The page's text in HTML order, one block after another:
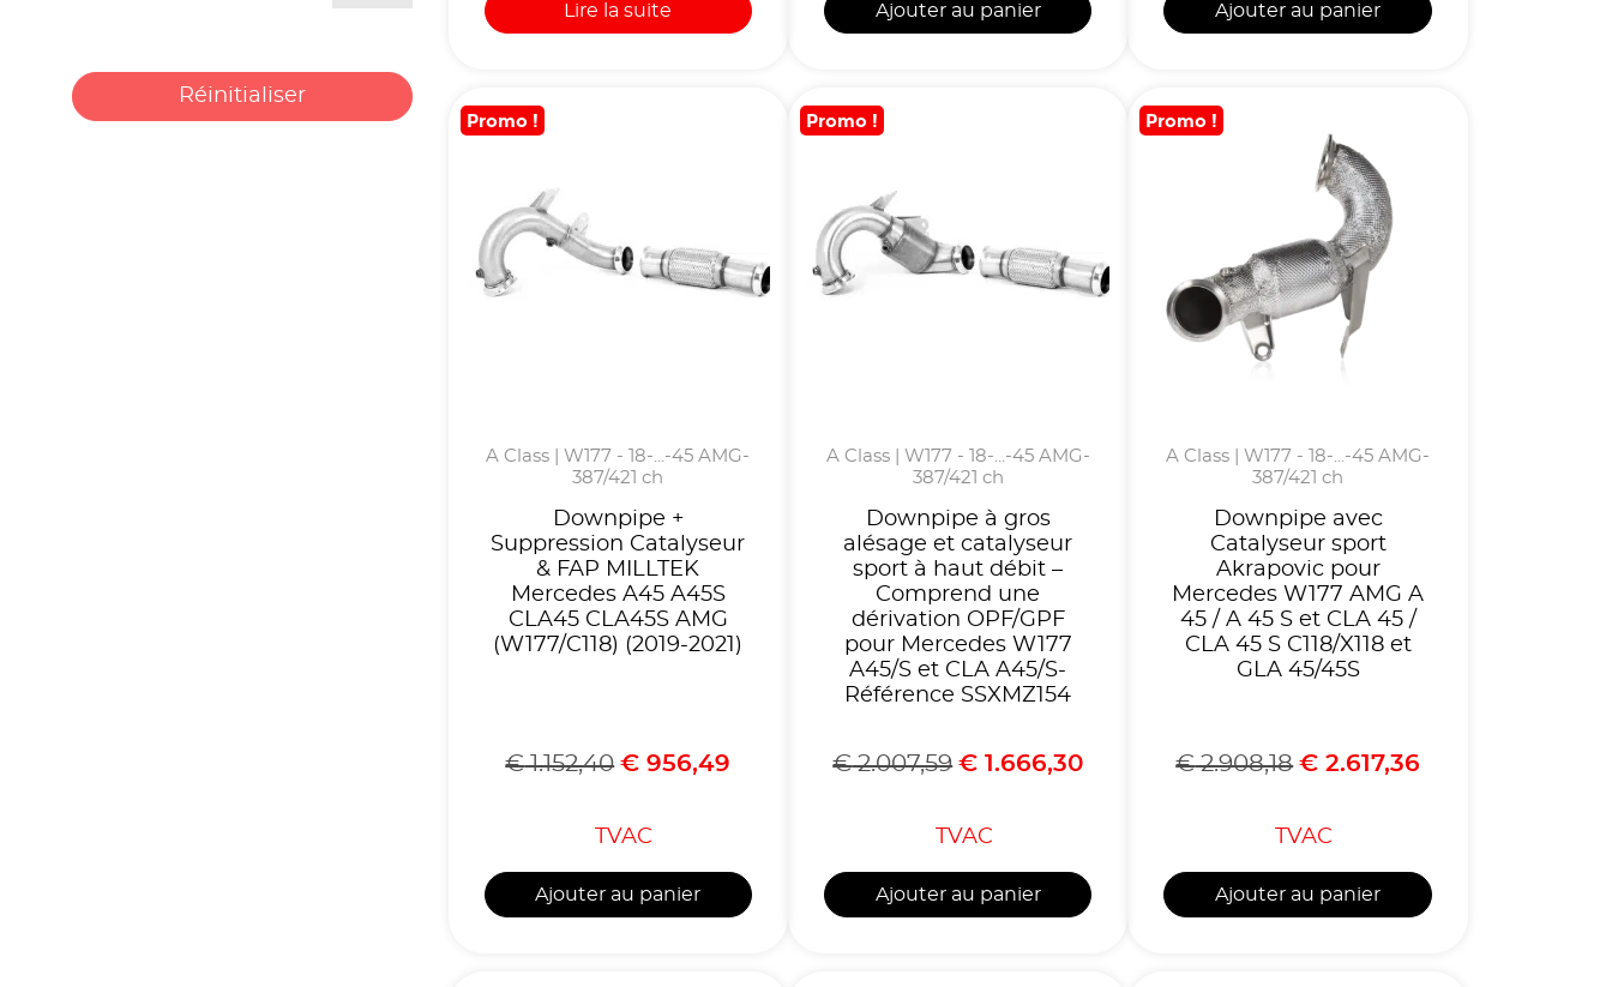
Réinitialiser
Lire la suite Ajouter au panier Ajouter au panier
Promo !
A Class | W177 - 18-...-45 AMG-
387/421 ch
Downpipe +
Suppression Catalyseur
& FAP MILLTEK
Mercedes A45 A45S
CLA45 CLA45S AMG
(W177/C118) (2019-2021)
€1.152,40 € 956,49
TVAC
Ajouter au panier
Promo !
A Class | W177 - 18-...-45 AMG-
387/421 ch
Downpipe à gros
alésage et catalyseur
sport à haut débit –
Comprend une
dérivation OPF/GPF
pour Mercedes W177
A45/S et CLA A45/S-
Référence SSXMZ154
€2.007,59 € 1.666,30
TVAC
Ajouter au panier
Promo !
A Class | W177 - 18-...-45 AMG-
387/421 ch
Downpipe avec
Catalyseur sport
Akrapovic pour
Mercedes W177 AMG A
45 / A 45 S et CLA 45 /
CLA 45 S C118/X118 et
GLA 45/45S
€2.908,18 € 2.617,36
TVAC
Ajouter au panier